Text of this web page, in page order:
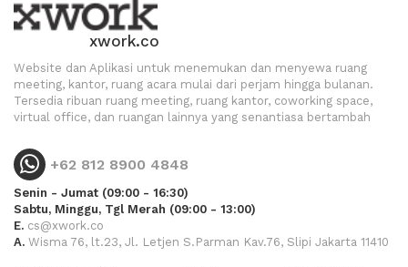
xwork.co
Website dan Aplikasi untuk menemukan dan menyewa ruang
meeting, kantor, ruang acara mulai dari perjam hingga bulanan.
Tersedia ribuan ruang meeting, ruang kantor, coworking space,
virtual office, dan ruangan lainnya yang senantiasa bertambah
+62 812 8900 4848
Senin - Jumat (09:00 - 16:30)
Sabtu, Minggu, Tgl Merah (09:00 - 13:00)
E. cs@xwork.co
A. Wisma 76, lt.23, Jl. Letjen S.Parman Kav.76, Slipi Jakarta 11410